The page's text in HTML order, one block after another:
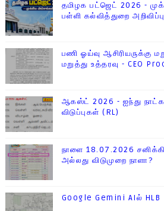
தமிழக பட்ஜெட் 2026 -
பள்ளி கல்வித்துறை
பணி ஓய்வு ஆசிரியருக்கு
மறுத்து உத்தரவு - CEO
ஆகஸ்ட் 2026 - ஐந்து
விடுப்புகள் (RL)
நாளை 18.07.2026
அல்லது விடுமுறை நாளா?
Google Gemini AIல் HLB